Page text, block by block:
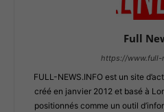
Full
https://www.full-
FULL-NEWS.INFO est un site
créé en janvier 2012 et basé à
positionnés comme un outil